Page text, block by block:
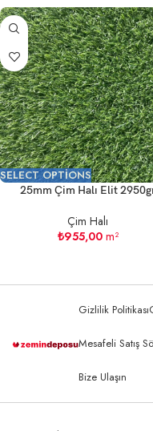
SELECT OPTIONS
25mm Çim Halı Elit
Çim Halı
₺955,00m²
Gizlilik Politikası
Mesafeli Satış
Bize Ulaşın